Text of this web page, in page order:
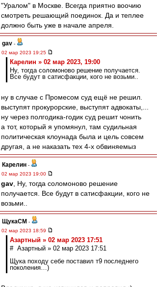
"Уралом" в Москве. Всегда приятно воочию
смотреть решающий поединок. Да и теплее
должно быть уже в начале апреля.
gav -
02 мар 2023 19:25
Карелин » 02 мар 2023, 19:00
Ну, тогда соломоново решение получается.
Все будут в сатисфакции, кого не возьми..
ну в случае с Промесом суд ещё не решил.
выступят прокурорские, выступят адвокаты,...
ну через полгодика-годик суд решит чонить
а тот, который я упомянул, там судильная
политическая клоунада была и цель совсем
другая, а не наказать тех 4-х обвиняемыз
Карелин -
02 мар 2023 19:00
gav , Ну, тогда соломоново решение
получается. Все будут в сатисфакции, кого не
возьми..
ЩукаСМ -
02 мар 2023 18:59
Азартный » 02 мар 2023 17:51
# Азартный » 02 мар 2023 17:51
Щука походу себе поставил т9 последнего
поколения…)